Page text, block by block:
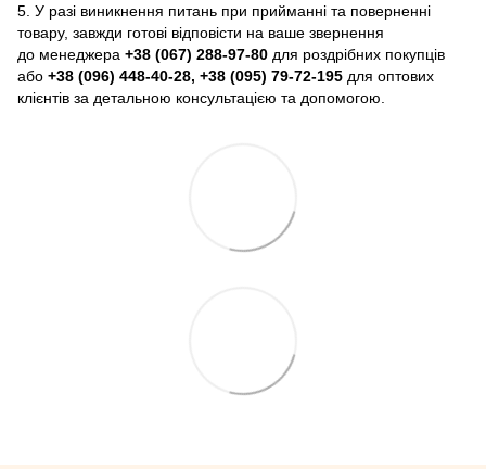
5. У разі виникнення питань при прийманні та поверненні
товару, завжди готові відповісти на ваше звернення
до менеджера +38 (067) 288-97-80 для роздрібних покупців
або +38 (096) 448-40-28, +38 (095) 79-72-195 для оптових
клієнтів за детальною консультацією та допомогою.